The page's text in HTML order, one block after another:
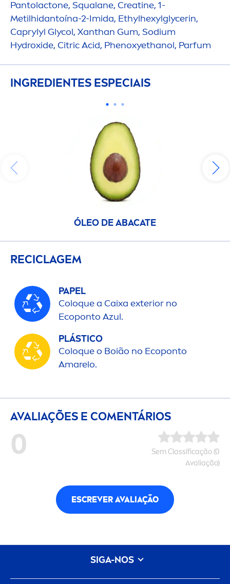
Pantolactone, Squalane, Creatine, 1-
Metilhidantoína-2-Imida, Ethylhexylglycerin,
Caprylyl Glycol, Xanthan Gum, Sodium
Hydroxide, Citric Acid, Phenoxyethanol, Parfum
INGREDIENTES ESPECIAIS
ÓLEO DE ABACATE
RECICLAGEM
PAPEL
Coloque a Caixa exterior no
Ecoponto Azul.
PLÁSTICO
Coloque o Boião no Ecoponto
Amarelo.
AVALIAÇÕES E COMENTÁRIOS
0
Sem Classificação (0
Avaliação)
ESCREVER AVALIAÇÃO
SIGA-NOS